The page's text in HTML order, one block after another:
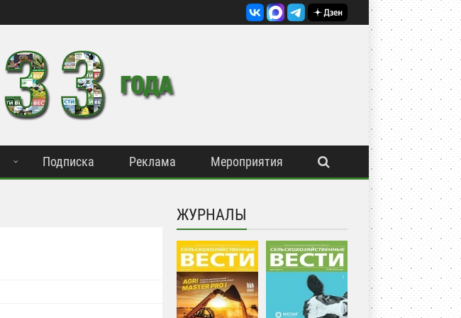
Подписка Реклама Мероприятия
ЖУРНАЛЫ